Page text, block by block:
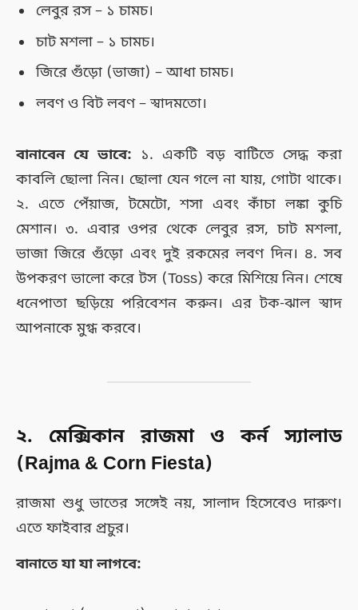
লেবুর রস – ১ চামচ।
চাট মশলা – ১ চামচ।
জিরে গুঁড়ো (ভাজা) – আধা চামচ।
লবণ ও বিট লবণ – স্বাদমতো।
বানাবেন যে ভাবে: ১. একটি বড় বাটিতে সেদ্ধ করা
কাবলি ছোলা নিন। ছোলা যেন গলে না যায়, গোটা থাকে।
২. এতে পেঁয়াজ, টমেটো, শসা এবং কাঁচা লঙ্কা কুচি
মেশান। ৩. এবার ওপর থেকে লেবুর রস, চাট মশলা,
ভাজা জিরে গুঁড়ো এবং দুই রকমের লবণ দিন। ৪. সব
উপকরণ ভালো করে টস (Toss) করে মিশিয়ে নিন। শেষে
ধনেপাতা ছড়িয়ে পরিবেশন করুন। এর টক-ঝাল স্বাদ
আপনাকে মুগ্ধ করবে।
২. মেক্সিকান রাজমা ও কর্ন স্যালাড
(Rajma & Corn Fiesta)
রাজমা শুধু ভাতের সঙ্গেই নয়, সালাদ হিসেবেও দারুণ।
এতে ফাইবার প্রচুর।
বানাতে যা যা লাগবে: